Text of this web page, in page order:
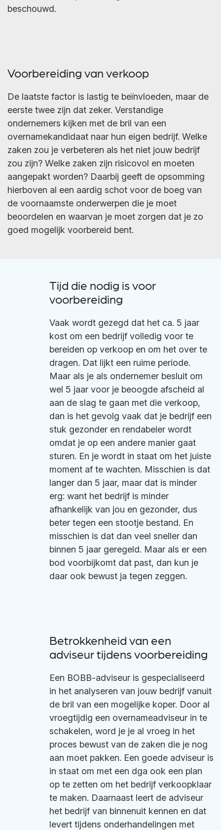
beschouwd.
Voorbereiding van verkoop
De laatste factor is lastig te beïnvloeden, maar de
eerste twee zijn dat zeker. Verstandige
ondernemers kijken met de bril van een
overnamekandidaat naar hun eigen bedrijf. Welke
zaken zou je verbeteren als het niet jouw bedrijf
zou zijn? Welke zaken zijn risicovol en moeten
aangepakt worden? Daarbij geeft de opsomming
hierboven al een aardig schot voor de boeg van
de voornaamste onderwerpen die je moet
beoordelen en waarvan je moet zorgen dat je zo
goed mogelijk voorbereid bent.
Tijd die nodig is voor
voorbereiding
Vaak wordt gezegd dat het ca. 5 jaar
kost om een bedrijf volledig voor te
bereiden op verkoop en om het over te
dragen. Dat lijkt een ruime periode.
Maar als je als ondernemer besluit om
wel 5 jaar voor je beoogde afscheid al
aan de slag te gaan met die verkoop,
dan is het gevolg vaak dat je bedrijf een
stuk gezonder en rendabeler wordt
omdat je op een andere manier gaat
sturen. En je wordt in staat om het juiste
moment af te wachten. Misschien is dat
langer dan 5 jaar, maar dat is minder
erg: want het bedrijf is minder
afhankelijk van jou en gezonder, dus
beter tegen een stootje bestand. En
misschien is dat dan veel sneller dan
binnen 5 jaar geregeld. Maar als er een
bod voorbijkomt dat past, dan kun je
daar ook bewust ja tegen zeggen.
Betrokkenheid van een
adviseur tijdens voorbereiding
Een BOBB-adviseur is gespecialiseerd
in het analyseren van jouw bedrijf vanuit
de bril van een mogelijke koper. Door al
vroegtijdig een overnameadviseur in te
schakelen, word je je al vroeg in het
proces bewust van de zaken die je nog
aan moet pakken. Een goede adviseur is
in staat om met een dga ook een plan
op te zetten om het bedrijf verkoopklaar
te maken. Daarnaast leert de adviseur
het bedrijf van binnenuit kennen en dat
levert tijdens onderhandelingen met